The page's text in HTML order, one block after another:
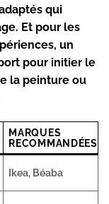
qui
Et pour les
un
pour initier le
la peinture ou
MARQUES
RECOMMANDÉES
Ikea, Béaba